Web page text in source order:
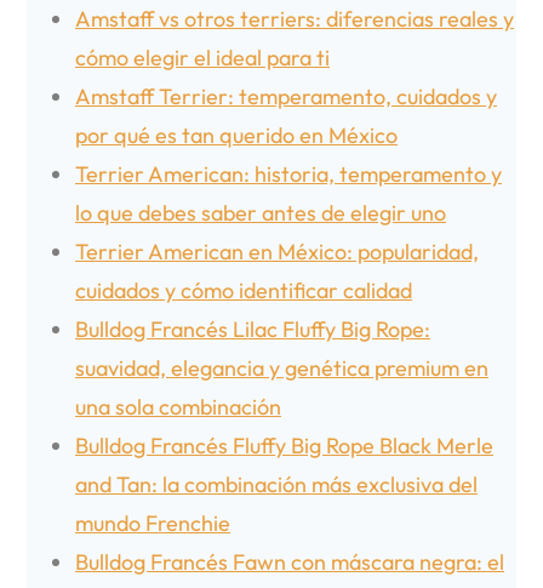
Amstaff vs otros terriers: diferencias reales y
cómo elegir el ideal para ti
Amstaff Terrier: temperamento, cuidados y
por qué es tan querido en México
Terrier American: historia, temperamento y
lo que debes saber antes de elegir uno
Terrier American en México: popularidad,
cuidados y cómo identificar calidad
Bulldog Francés Lilac Fluffy Big Rope:
suavidad, elegancia y genética premium en
una sola combinación
Bulldog Francés Fluffy Big Rope Black Merle
and Tan: la combinación más exclusiva del
mundo Frenchie
Bulldog Francés Fawn con máscara negra: el